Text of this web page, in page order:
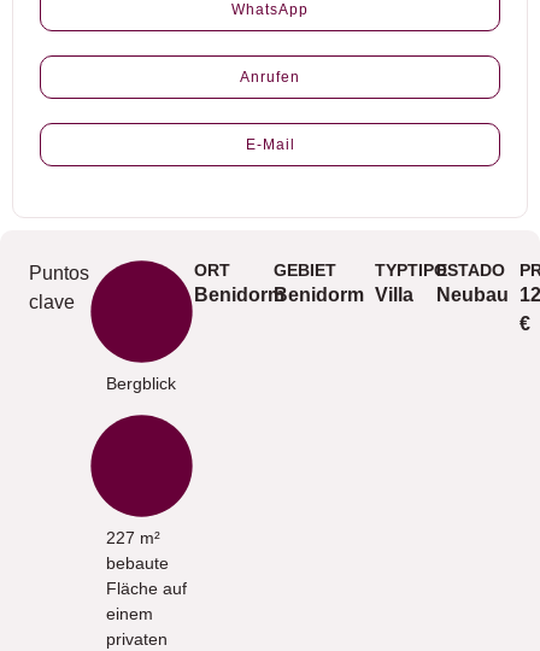
WhatsApp
Anrufen
E-Mail
Puntos
clave
Bergblick
227 m²
bebaute
Fläche auf
einem
privaten
ORT
Benidorm
GEBIET
Benidorm
TYPTIPO
Villa
ESTADO
Neubau
€